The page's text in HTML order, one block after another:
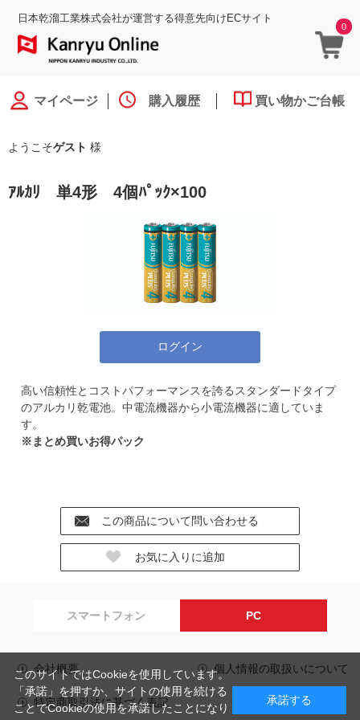
日本乾溜工業株式会社が運営する得意先向けECサイト
0
マイページ 購入履歴 買い物かご台帳
ようこそゲスト 様
ｱﾙｶﾘ 単4形 4個ﾊﾟｯｸ×100
高い信頼性とコストパフォーマンスを誇るスタンダードタイプ
のアルカリ乾電池。中電流機器から小電流機器に適していま
す。
※まとめ買いお得パック
スマートフォン PC
会社概要 個人情報の取扱いについて
特定商取引法に基づく表記
このサイトではCookieを使用しています。
「承諾」を押すか、サイトの使用を続ける
ことでCookieの使用を承諾したことになり
承諾する